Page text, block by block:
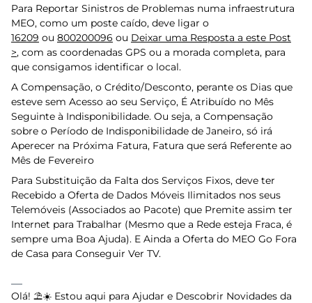
Para Reportar Sinistros de Problemas numa infraestrutura
MEO, como um poste caído, deve ligar o
16209 ou 800200096 ou Deixar uma Resposta a este Post
>, com as coordenadas GPS ou a morada completa, para
que consigamos identificar o local.
A Compensação, o Crédito/Desconto, perante os Dias que
esteve sem Acesso ao seu Serviço, É Atribuído no Mês
Seguinte à Indisponibilidade. Ou seja, a Compensação
sobre o Período de Indisponibilidade de Janeiro, só irá
Aperecer na Próxima Fatura, Fatura que será Referente ao
Mês de Fevereiro
Para Substituição da Falta dos Serviços Fixos, deve ter
Recebido a Oferta de Dados Móveis Ilimitados nos seus
Telemóveis (Associados ao Pacote) que Premite assim ter
Internet para Trabalhar (Mesmo que a Rede esteja Fraca, é
sempre uma Boa Ajuda). E Ainda a Oferta do MEO Go Fora
de Casa para Conseguir Ver TV.
Olá! ⛱️☀️ Estou aqui para Ajudar e Descobrir Novidades da